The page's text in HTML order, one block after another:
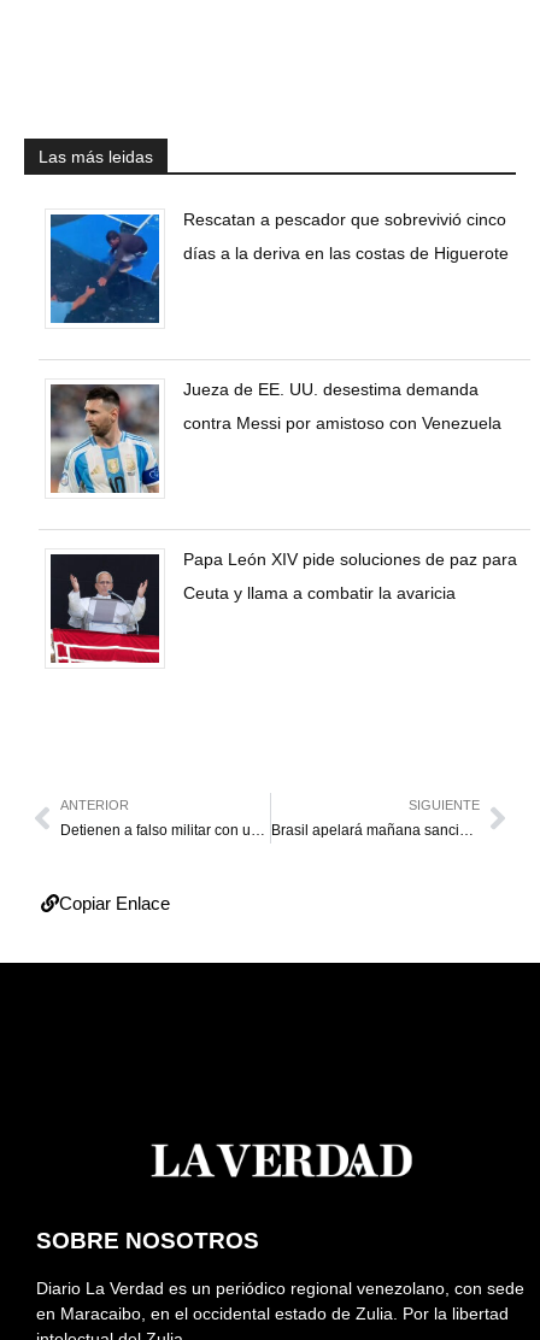
Las más leidas
Rescatan a pescador que sobrevivió cinco
días a la deriva en las costas de Higuerote
Jueza de EE. UU. desestima demanda
contra Messi por amistoso con Venezuela
Papa León XIV pide soluciones de paz para
Ceuta y llama a combatir la avaricia
ANTERIOR
Detienen a falso militar con una camioneta robada
SIGUIENTE
Brasil apelará mañana sanción a Neymar
Copiar Enlace
SOBRE NOSOTROS
Diario La Verdad es un periódico regional venezolano, con sede
en Maracaibo, en el occidental estado de Zulia. Por la libertad